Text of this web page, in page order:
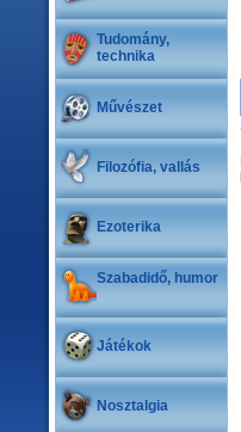
Tudomány,
technika
Művészet
Filozófia, vallás
Ezoterika
Szabadidő, humor
Játékok
Nosztalgia